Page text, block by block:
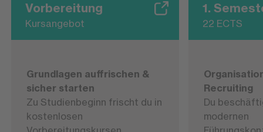
Vorbereitung
Kursangebot
Grundlagen auffrischen &
sicher starten
Zu Studienbeginn frischt du in
kostenlosen
1.
22 ECTS
Recruiting
Du
modernen